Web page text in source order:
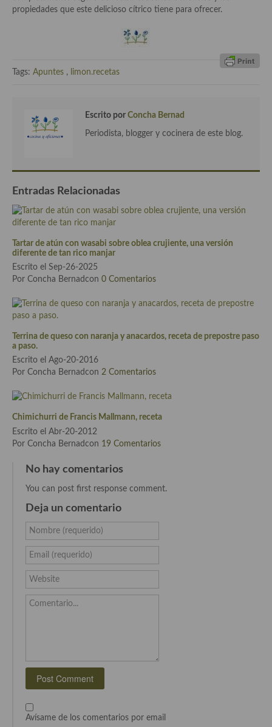
Cocina Extremeña
Cocina Gallega
Cocina Murciana
Cocina Navarra
Cocina Vasca
Cocina Europea
Cocina Alemana
Cocina Austriaca
Cocina Bulgara
Cocina de Polonia
Cocina de Ucrania
Cocina Eslovena
Cocina Francesa
Cocina Griega
Cocina Luxemburgo
propiedades que este delicioso cítrico tiene para ofrecer.
Tags: Apuntes , limon.recetas
Escrito por Concha Bernad
Periodista, blogger y cocinera de este blog.
Entradas Relacionadas
Tartar de atún con wasabi sobre oblea crujiente, una versión
diferente de tan rico manjar
Escrito el Sep-26-2025
Por Concha Bernadcon 0 Comentarios
Terrina de queso con naranja y anacardos, receta de prepostre paso
a paso.
Escrito el Ago-20-2016
Por Concha Bernadcon 2 Comentarios
Chimichurri de Francis Mallmann, receta
Escrito el Abr-20-2012
Por Concha Bernadcon 19 Comentarios
No hay comentarios
You can post first response comment.
Deja un comentario
Nombre (requerido)
Email (requerido)
Website
Comentario...
Avísame de los comentarios por email